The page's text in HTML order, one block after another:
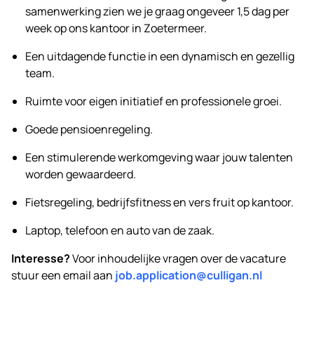
samenwerking zien we je graag ongeveer 1,5 dag per
week op ons kantoor in Zoetermeer.
Een uitdagende functie in een dynamisch en gezellig
team.
Ruimte voor eigen initiatief en professionele groei.
Goede pensioenregeling.
Een stimulerende werkomgeving waar jouw talenten
worden gewaardeerd.
Fietsregeling, bedrijfsfitness en vers fruit op kantoor.
Laptop, telefoon en auto van de zaak.
Interesse?Voor inhoudelijke vragen over de vacature
stuur een email aan job.application@culligan.nl